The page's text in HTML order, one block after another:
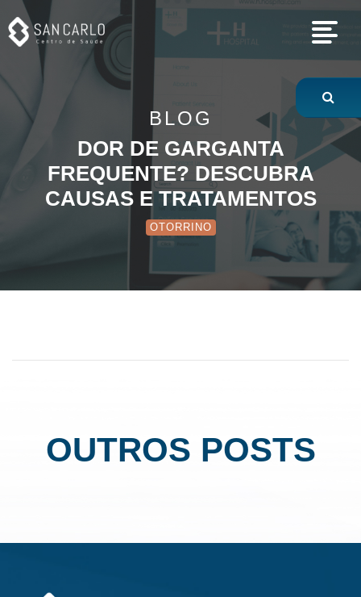
Dor de Garganta
BLOG
DOR DE GARGANTA
FREQUENTE? DESCUBRA
CAUSAS E TRATAMENTOS
OTORRINO
OUTROS POSTS